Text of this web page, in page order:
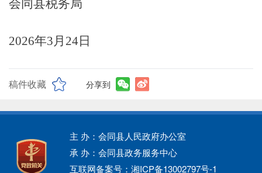
会同县税务局
2026年3 月 24日
稿件收藏 分享到
主 办：会同县人民政府办公室
承 办：会同县政务服务中心
互联网备案号：湘ICP备13002797号-1